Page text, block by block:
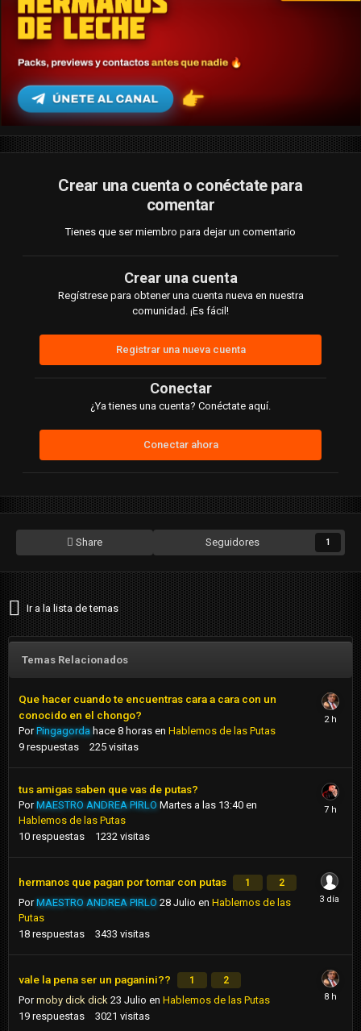
Crear una cuenta o conéctate para
comentar
Tienes que ser miembro para dejar un comentario
Crear una cuenta
Regístrese para obtener una cuenta nueva en nuestra
comunidad. ¡Es fácil!
Registrar una nueva cuenta
Conectar
¿Ya tienes una cuenta? Conéctate aquí.
Conectar ahora
Share Seguidores 1
Ir a la lista de temas
Temas Relacionados
Que hacer cuando te encuentras cara a cara con un
conocido en el chongo?
PorPingagorda hace 8 horas en Hablemos de las Putas
9 respuestas 225 visitas
tus amigas saben que vas de putas?
PorMAESTRO ANDREA PIRLO Martes a las 13:40 en
Hablemos de las Putas
10 respuestas 1232 visitas
hermanos que pagan por tomar con putas 1 2
PorMAESTRO ANDREA PIRLO 28 Julio en Hablemos de las
Putas
18 respuestas 3433 visitas
vale la pena ser un paganini?? 1 2
Pormoby dick dick 23 Julio en Hablemos de las Putas
19 respuestas 3021 visitas